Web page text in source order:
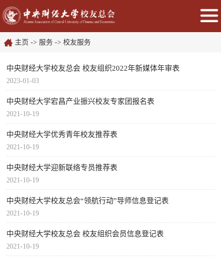
主页 -> 服务 -> 校友服务
中央财经大学校友总会 校友组织2022年新媒体年审表
2023-01-03
中央财经大学宕昌产业振兴校友专家团报名表
2021-10-19
中央财经大学优秀青年校友推荐表
2021-10-19
中央财经大学迎新联络专员推荐表
2021-10-19
中央财经大学校友总会“领航行动”导师信息登记表
2021-10-19
中央财经大学校友总会 校友组织会员信息登记表
2021-10-19